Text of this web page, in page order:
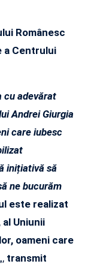
Românesc
a Centrului
cu adevărat
Andrei Giurgia
care iubesc
inițiativă să
ne bucurăm
este realizat
Uniunii
oameni care
„, transmit